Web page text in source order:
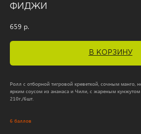
ФИДЖИ
659 р.
В КОРЗИНУ
Ролл с отборной тигровой креветкой, сочным
ярким соусом из ананаса и Чили, с жареным
210г./6шт.
6 баллов